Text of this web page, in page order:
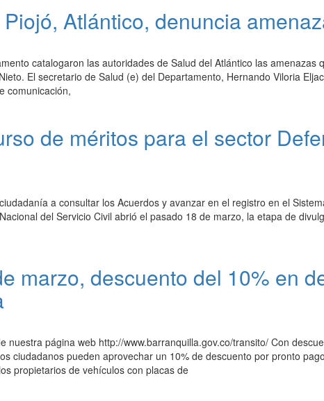
Atlántico, denuncia
catalogaron las autoridades de Salud del Atlántico las amenazas
El secretario de Salud (e) del Departamento, Hernando Viloria
comunicación,
de méritos para el sector
a consultar los Acuerdos y avanzar en el registro en el
del Servicio Civil abrió el pasado 18 de marzo, la etapa de
marzo, descuento del 10% en
nuestra página web http://www.barranquilla.gov.co/transito/ Con
ciudadanos pueden aprovechar un 10% de descuento por pronto
propietarios de vehículos con placas de